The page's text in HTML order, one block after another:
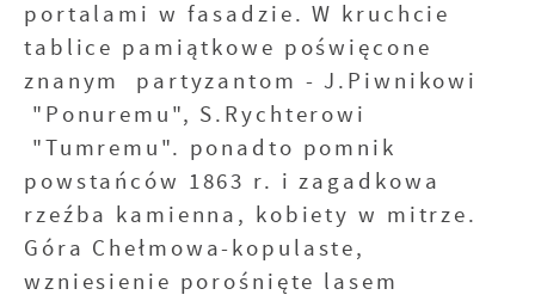
portalami w fasadzie. W kruchcie
tablice pamiątkowe poświęcone
znanym partyzantom - J.Piwnikowi
"Ponuremu", S.Rychterowi
"Tumremu". ponadto pomnik
powstańców 1863 r. i zagadkowa
rzeźba kamienna, kobiety w mitrze.
Góra Chełmowa-kopulaste,
wzniesienie porośnięte lasem